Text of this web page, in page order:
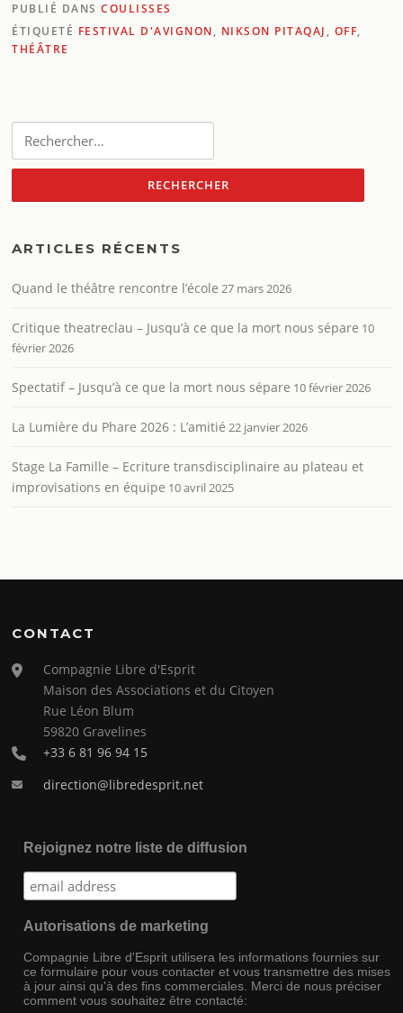
PUBLIÉ DANSCOULISSES
ÉTIQUETÉ FESTIVAL D'AVIGNON, NIKSON PITAQAJ , OFF,
THÉÂTRE
ARTICLES RÉCENTS
Quand le théâtre rencontre l’école 27 mars 2026
Critique theatreclau – Jusqu’à ce que la mort nous sépare 10
février 2026
Spectatif – Jusqu’à ce que la mort nous sépare 10 février 2026
La Lumière du Phare 2026 : L’amitié 22 janvier 2026
Stage La Famille – Ecriture transdisciplinaire au plateau et
improvisations en équipe 10 avril 2025
CONTACT
Compagnie Libre d'Esprit
Maison des Associations et du Citoyen
Rue Léon Blum
59820 Gravelines
+33 6 81 96 94 15
direction@libredesprit.net
Rejoignez notre liste de diffusion
Autorisations de marketing
Compagnie Libre d'Esprit utilisera les informations fournies sur
ce formulaire pour vous contacter et vous transmettre des mises
à jour ainsi qu'à des fins commerciales. Merci de nous préciser
comment vous souhaitez être contacté: